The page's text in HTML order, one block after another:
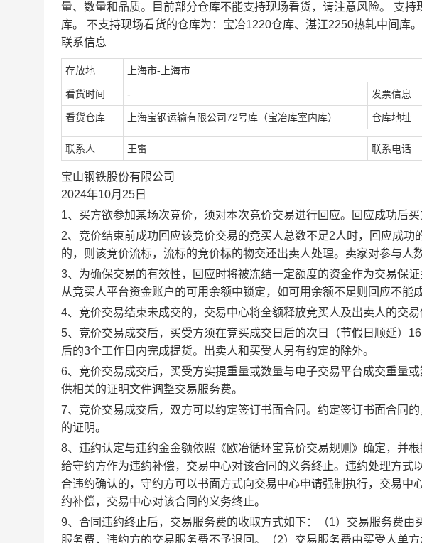
量、数量和品质。目前部分仓库不能支持现场看货，请注意风险。 支
库。 不支持现场看货的仓库为：宝冶1220仓库、湛江2250热轧中间库。
联系信息
存放地 上海市-上海市
看货时间 - 发票信息
看货仓库 上海宝钢运输有限公司72号库（宝冶库室内库） 仓库地址
联系人 王雷 联系电话
宝山钢铁股份有限公司
2024年10月25日
1、买方欲参加某场次竞价，须对本次竞价交易进行回应。回应成功后买
2、竞价结束前成功回应该竞价交易的竞买人总数不足2人时，回应成
的，则该竞价流标，流标的竞价标的物交还出卖人处理。卖家对参与人
3、为确保交易的有效性，回应时将被冻结一定额度的资金作为交易保
从竞买人平台资金账户的可用余额中锁定，如可用余额不足则回应不能成
4、竞价交易结束未成交的，交易中心将全额释放竞买人及出卖人的交易
5、竞价交易成交后，买受方须在竞买成交日后的次日（节假日顺延）
后的3个工作日内完成提货。出卖人和买受人另有约定的除外。
6、竞价交易成交后，买受方实提重量或数量与电子交易平台成交重量
供相关的证明文件调整交易服务费。
7、竞价交易成交后，双方可以约定签订书面合同。约定签订书面合同
的证明。
8、违约认定与违约金金额依照《欧冶循环宝竞价交易规则》确定，并
给守约方作为违约补偿，交易中心对该合同的义务终止。违约处理方式
合违约确认的，守约方可以书面方式向交易中心申请强制执行，交易中
约补偿，交易中心对该合同的义务终止。
9、合同违约终止后，交易服务费的收取方式如下：（1）交易服务费
服务费，违约方的交易服务费不予退回。（2）交易服务费由买受人单